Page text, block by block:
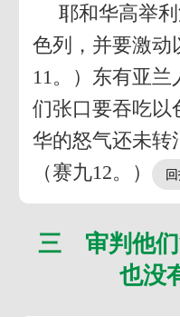
耶和华高举
色列，并要激动
11。）东有亚
们张口要吞吃以
华的怒气还未转
（赛九12。）
三 审判他们
也没